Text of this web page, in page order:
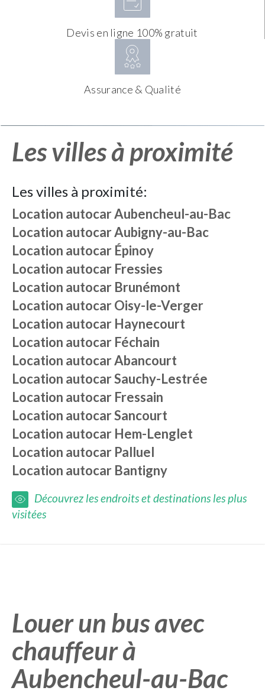
Devis en ligne 100% gratuit
Assurance & Qualité
Les villes à proximité
Les villes à proximité:
Location autocarAubencheul-au-Bac
Location autocarAubigny-au-Bac
Location autocar Épinoy
Location autocar Fressies
Location autocar Brunémont
Location autocarOisy-le-Verger
Location autocar Haynecourt
Location autocar Féchain
Location autocarAbancourt
Location autocarSauchy-Lestrée
Location autocar Fressain
Location autocarSancourt
Location autocar Hem-Lenglet
Location autocar Palluel
Location autocar Bantigny
Découvrez les endroits et destinations les plus
visitées
Louer un bus avec
chauffeur à
Aubencheul-au-Bac